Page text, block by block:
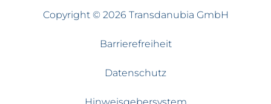
Copyright © 2026 Transdanubia GmbH
Barrierefreiheit
Datenschutz